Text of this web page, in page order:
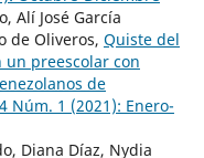
Alí José García
de Oliveros, Quiste del
un preescolar con
de
Núm. 1 (2021): Enero-
Diana Díaz, Nydia